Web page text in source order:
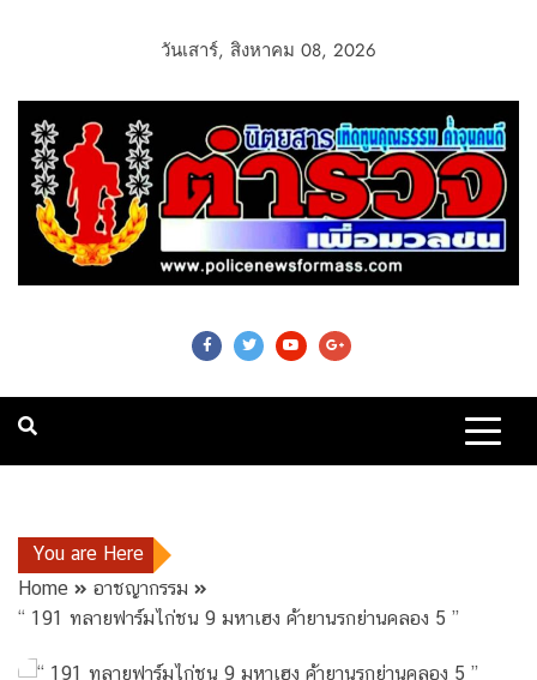
วันเสาร์, สิงหาคม 08, 2026
Police News For
Mass
You are Here
Home
อาชญากรรม
“ 191 ทลายฟาร์มไก่ชน 9 มหาเฮง ค้ายานรกย่านคลอง 5 ”